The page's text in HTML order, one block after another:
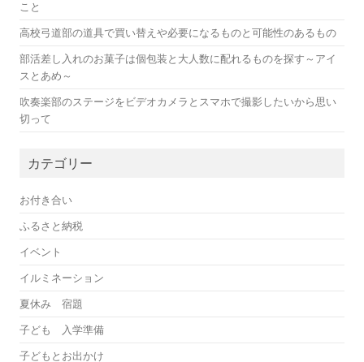
こと
高校弓道部の道具で買い替えや必要になるものと可能性のあるもの
部活差し入れのお菓子は個包装と大人数に配れるものを探す～アイ
スとあめ～
吹奏楽部のステージをビデオカメラとスマホで撮影したいから思い
切って
カテゴリー
お付き合い
ふるさと納税
イベント
イルミネーション
夏休み 宿題
子ども 入学準備
子どもとお出かけ